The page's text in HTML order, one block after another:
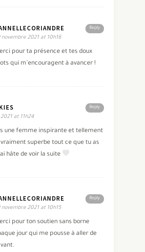
Reply
novembre 2021 at 10h16
pour ta présence et tes doux
qui m’encouragent à avancer !
Reply
at 11h24
une femme inspirante et tellement
superbe tout ce que tu as
hâte de voir la suite
Reply
novembre 2021 at 10h15
pour ton soutien sans borne
jour qui me pousse à aller de